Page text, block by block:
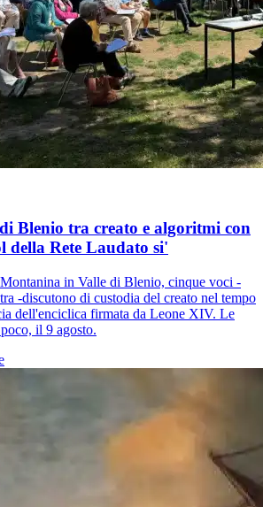
Blenio tra creato e algoritmi con
della Rete Laudato si'
in Valle di Blenio, cinque voci -
-discutono di custodia del creato nel tempo
dell'enciclica firmata da Leone XIV. Le
il 9 agosto.